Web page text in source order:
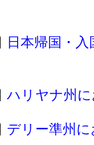
日本帰国・
ハリヤナ州
デリー準州